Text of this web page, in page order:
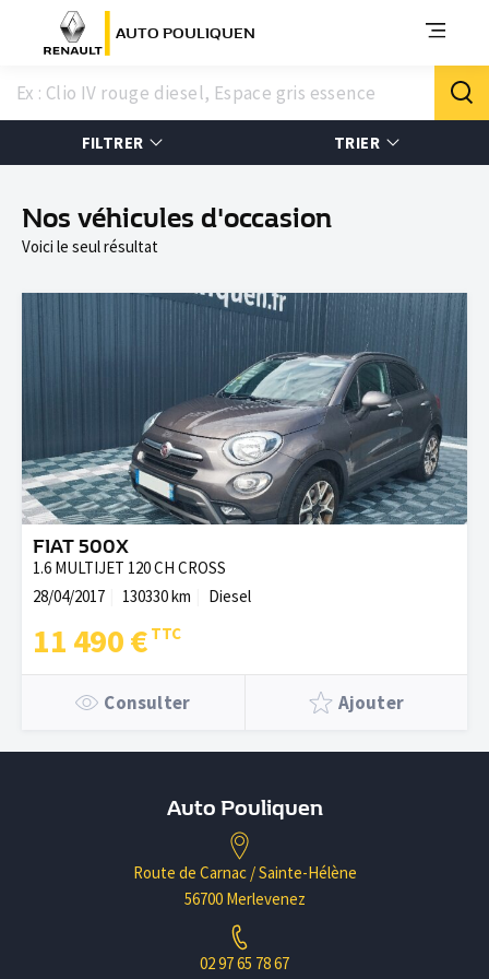
AUTO POULIQUEN
FILTRER TRIER
Nos véhicules d'occasion
Voici le seul résultat
FIAT 500X
1.6 MULTIJET 120 CH CROSS
28/04/2017
130330 km Diesel
11 490 €
Consulter Ajouter
Auto Pouliquen
Route de Carnac / Sainte-Hélène
56700 Merlevenez
02 97 65 78 67